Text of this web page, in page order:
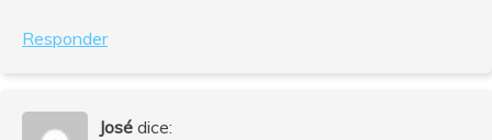
Responder
José dice: